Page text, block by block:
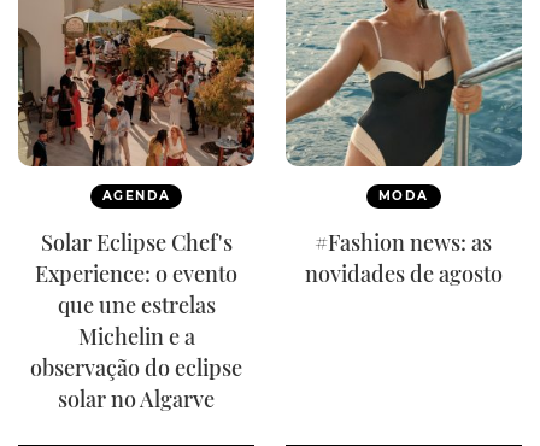
AGENDA
Solar Eclipse Chef's
Experience: o evento
que une estrelas
Michelin e a
observação do eclipse
solar no Algarve
MODA
#Fashion news: as
novidades de agosto